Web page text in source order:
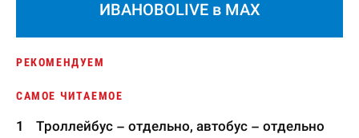
ИВАНОВОLIVE в MAX
РЕКОМЕНДУЕМ
САМОЕ ЧИТАЕМОЕ
Троллейбус – отдельно, автобус – отдельно